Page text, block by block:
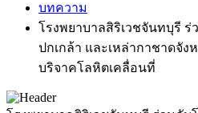
บทความ
โรงพยาบาลสิริเวชจันทบุรี ร่
ปกเกล้า และเหล่ากาชาดจั
บริจาคโลหิตเคลื่อนที่